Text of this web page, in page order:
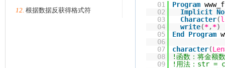
12. 根据数据反获得格式符
01 Program
02
Implicit
03
Character(
04
write(*,*)
05
End Program
06
07
character(Len
08
!函数：将金额
09
!用法：str =